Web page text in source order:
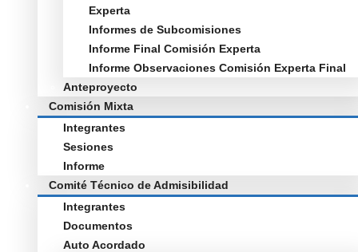
Experta
Informes de Subcomisiones
Informe Final Comisión Experta
Informe Observaciones Comisión Experta Final
Anteproyecto
Comisión Mixta
Integrantes
Sesiones
Informe
Comité Técnico de Admisibilidad
Integrantes
Documentos
Auto Acordado